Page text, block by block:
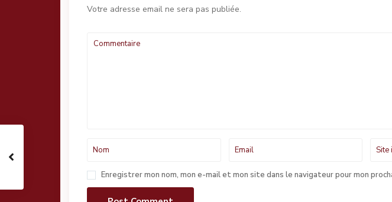
Votre adresse email ne sera pas publiée.
Enregistrer mon nom, mon e-mail et mon site dans le navigateur pour mon